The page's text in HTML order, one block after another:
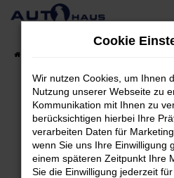
Zum
Fehler: Network
Beim Laden ist ein Fehler
Hier sind ein paar Tipps, die
Cookie
Wir nutzen Cookies, um Ihnen
Nutzung unserer Webseite zu
Kommunikation mit Ihnen zu
berücksichtigen hierbei Ihre
verarbeiten Daten für
wenn Sie uns Ihre Einwilligung
einem späteren Zeitpunkt Ihre
Sie die Einwilligung jederzeit